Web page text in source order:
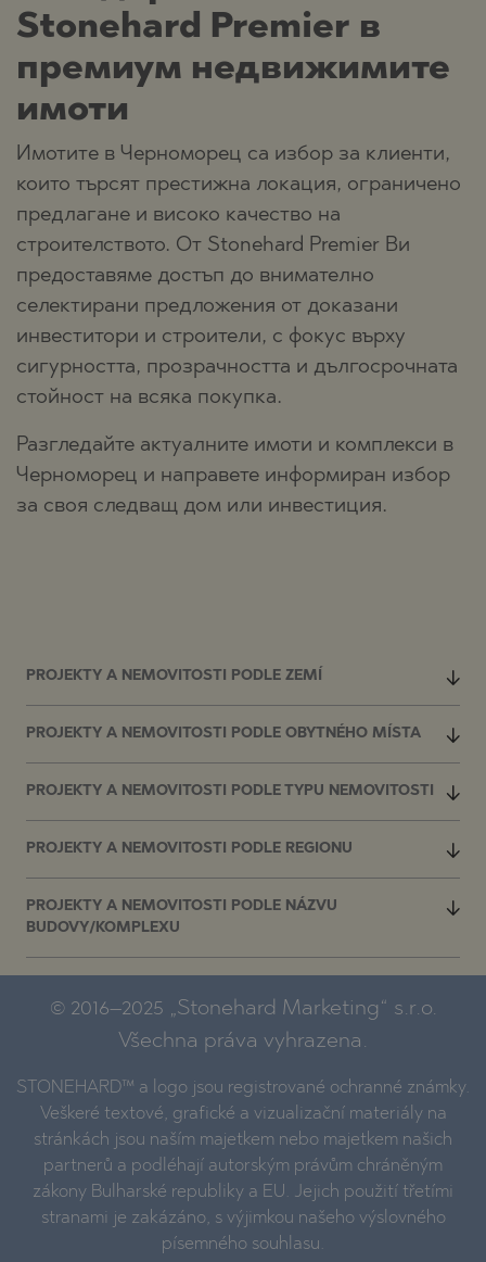
Stonehard Premier в
премиум недвижимите
имоти
Имотитe в Черноморец са избор за клиенти,
които търсят престижна локация, ограничено
предлагане и високо качество на
строителството. От Stonehard Premier Ви
предоставяме достъп до внимателно
селектирани предложения от доказани
инвеститори и строители, с фокус върху
сигурността, прозрачността и дългосрочната
стойност на всяка покупка.
Разгледайте актуалните имоти и комплекси в
Черноморец и направете информиран избор
за своя следващ дом или инвестиция.
PROJEKTY A NEMOVITOSTI PODLE ZEMÍ
PROJEKTY A NEMOVITOSTI PODLE OBYTNÉHO MÍSTA
PROJEKTY A NEMOVITOSTI PODLE TYPU NEMOVITOSTI
PROJEKTY A NEMOVITOSTI PODLE REGIONU
PROJEKTY A NEMOVITOSTI PODLE NÁZVU
BUDOVY/KOMPLEXU
© 2016–2025 „Stonehard Marketing“ s.r.o.
Všechna práva vyhrazena.
STONEHARD™ a logo jsou registrované ochranné známky.
Veškeré textové, grafické a vizualizační materiály na
stránkách jsou naším majetkem nebo majetkem našich
partnerů a podléhají autorským právům chráněným
zákony Bulharské republiky a EU. Jejich použití třetími
stranami je zakázáno, s výjimkou našeho výslovného
písemného souhlasu.